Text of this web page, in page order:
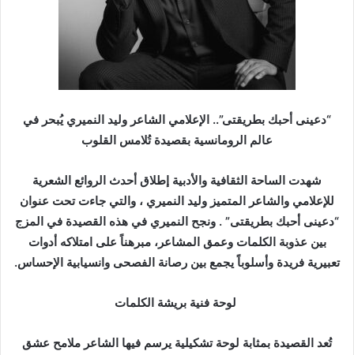
ر
و
ي
“دعينى أحبك بطريقتى”.. الإعلامي الشاعر وليد النميري يُبحر في
عالم الرومانسية بقصيدة تُلامس القلوب
شهدت الساحة الثقافية والأدبية إطلاق أحدث الروائع الشعرية
للإعلامي والشاعر المتميز وليد النميري ، والتي جاءت تحت عنوان
“دعينى أحبك بطريقتى” . ونجح النميري في هذه القصيدة في المزج
بين عذوبة الكلمات وعمق المشاعر، مبرهناً على امتلاكه أدوات
تعبيرية فريدة وأسلوباً يجمع بين رصانة الفصحى وانسيابية الإحساس.
لوحة فنية بريشة الكلمات
تُعد القصيدة بمثابة لوحة تشكيلية يرسم فيها الشاعر ملامح عشق